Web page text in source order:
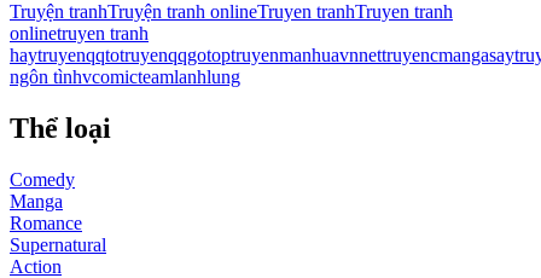
Truyện tranhTruyện tranh onlineTruyen tranhTruyen tranh
onlinetruyen tranh
haytruyenqqtotruyenqqgotoptruyenmanhuavnnettruyencmanga
ngôn tìnhvcomicteamlanhlung
Thể loại
Comedy
Manga
Romance
Supernatural
Action